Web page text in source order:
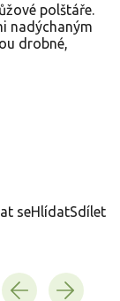
polštáře.
nadýchaným
drobné,
seHlídatSdílet